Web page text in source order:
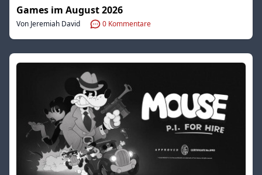
Games im August 2026
Von Jeremiah David 0 Kommentare